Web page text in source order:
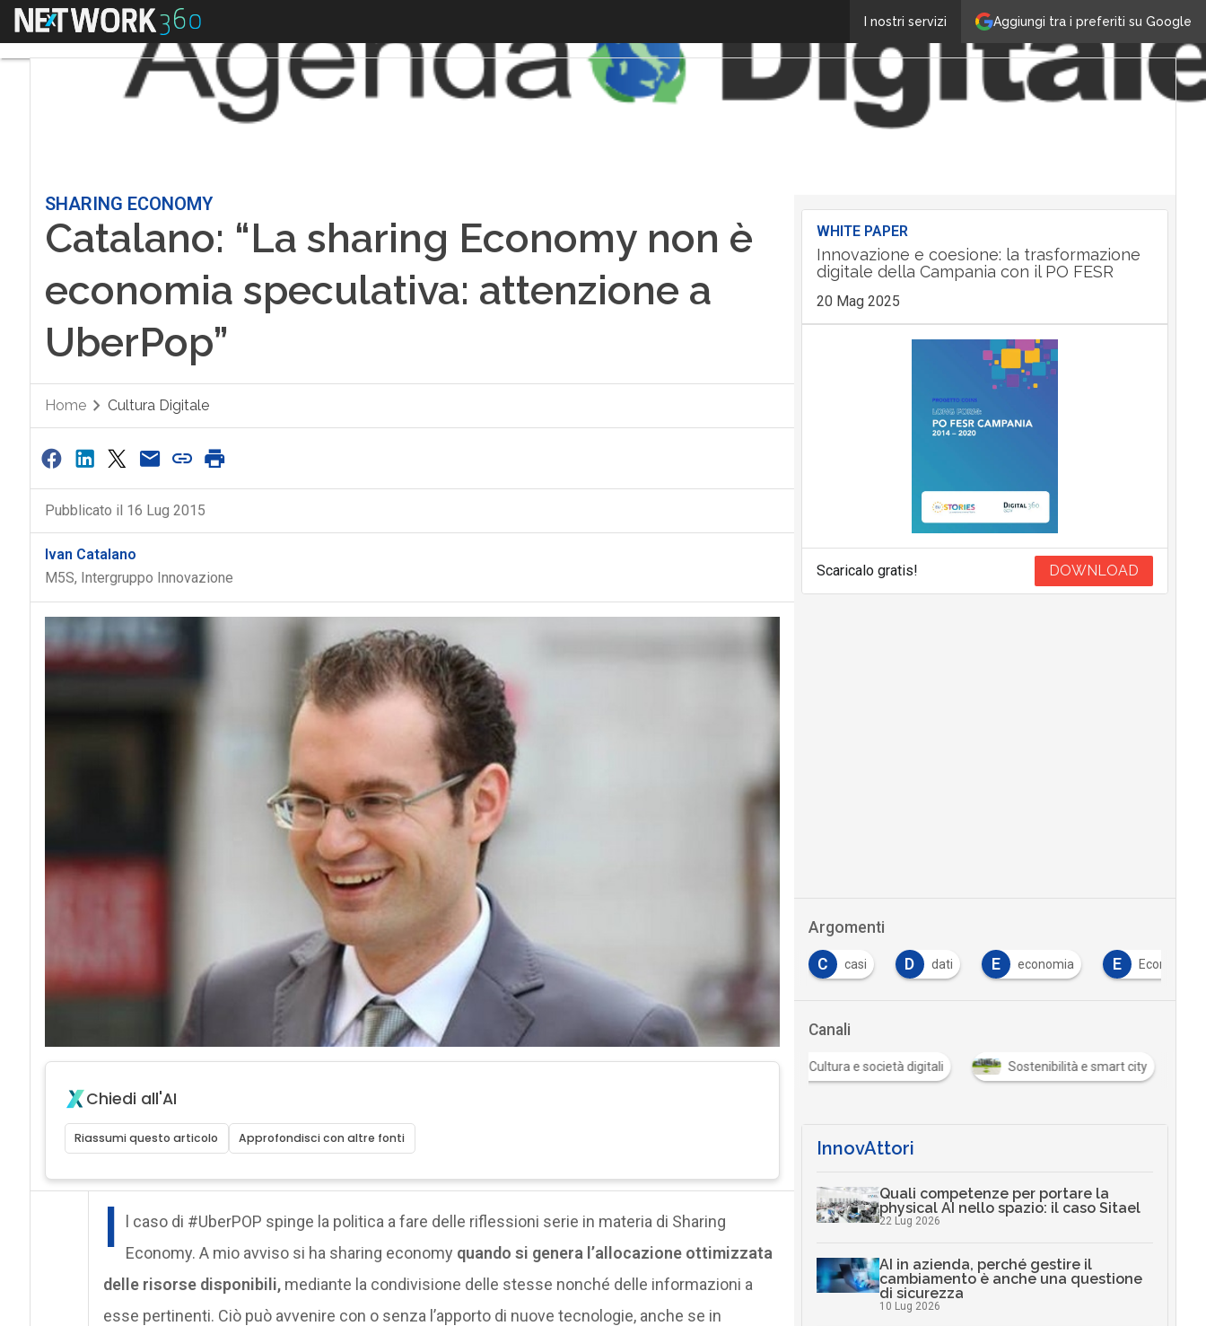
Aggiungi tra i preferiti su Google
I nostri servizi
Menu
SHARING ECONOMY
Catalano: “La sharing Economy non è
economia speculativa: attenzione a
UberPop”
Home Cultura Digitale
Pubblicato il 16 Lug 2015
Ivan Catalano
M5S, Intergruppo Innovazione
Chiedi all'AI
Riassumi questo articolo Approfondisci con altre fonti
I
l caso di #UberPOP spinge la politica a fare delle riflessioni serie in materia di Sharing
Economy. A mio avviso si ha sharing economy quando si genera l’allocazione ottimizzata
delle risorse disponibili,mediante la condivisione delle stesse nonché delle informazioni a
esse pertinenti. Ciò può avvenire con o senza l’apporto di nuove tecnologie, anche se in
WHITE PAPER
Innovazione e coesione: la trasformazione
digitale della Campania con il PO FESR
20 Mag 2025
Scaricalo gratis! DOWNLOAD
Argomenti
B beni casi dati economia Economy
Canali
Cultura e società digitali Sostenibilità e smart city
InnovAttori
Quali competenze per portare la
physical AI nello spazio: il caso Sitael
22 Lug 2026
AI in azienda, perché gestire il
cambiamento è anche una questione
di sicurezza
10 Lug 2026